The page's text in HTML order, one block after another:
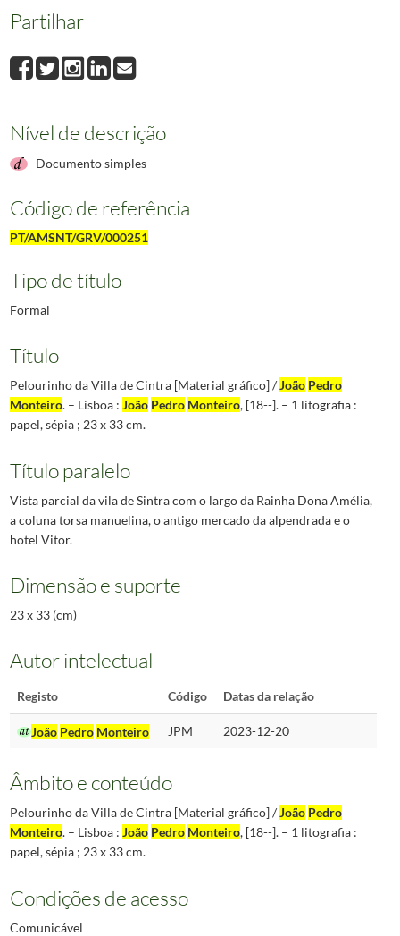
Partilhar
Nível de descrição
Documento simples
Código de referência
PT/AMSNT/GRV/000251
Tipo de título
Formal
Título
Pelourinho da Villa de Cintra [Material gráfico] /João Pedro
Monteiro. – Lisboa : João Pedro Monteiro, [18--]. – 1 litografia :
papel, sépia ; 23 x 33 cm.
Título paralelo
Vista parcial da vila de Sintra com o largo da Rainha Dona Amélia,
a coluna torsa manuelina, o antigo mercado da alpendrada e o
hotel Vitor.
Dimensão e suporte
23 x 33 (cm)
Autor intelectual
Registo Código Datas da relação
João Pedro Monteiro JPM 2023-12-20
Âmbito e conteúdo
Pelourinho da Villa de Cintra [Material gráfico] /João Pedro
Monteiro. – Lisboa : João Pedro Monteiro, [18--]. – 1 litografia :
papel, sépia ; 23 x 33 cm.
Condições de acesso
Comunicável